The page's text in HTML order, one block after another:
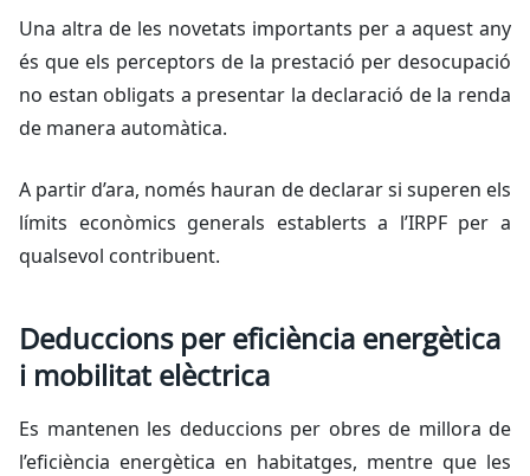
Una altra de les novetats importants per a aquest any
és que els perceptors de la prestació per desocupació
no estan obligats a presentar la declaració de la renda
de manera automàtica.
A partir d’ara, només hauran de declarar si superen els
límits econòmics generals establerts a l’IRPF per a
qualsevol contribuent.
Deduccions per eficiència energètica
i mobilitat elèctrica
Es mantenen les deduccions per obres de millora de
l’eficiència energètica en habitatges, mentre que les